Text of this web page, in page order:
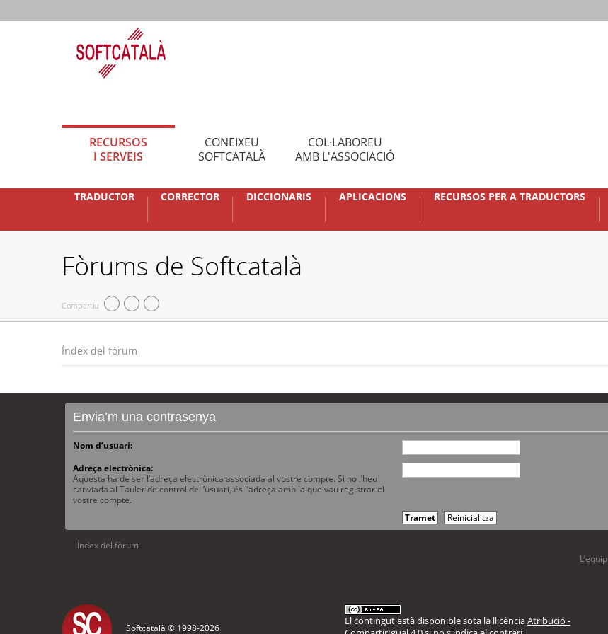
RECURSOS
I SERVEIS
CONEIXEU
SOFTCATALÀ
COL·LABOREU
AMB L'ASSOCIACIÓ
TRADUCTOR CORRECTOR DICCIONARIS APLICACIONS RECURSOS PER A TRADUCTORS
Fòrums de Softcatalà
Compartiu
Índex del fòrum
Envia’m una contrasenya
Nom d’usuari:
Adreça electrònica:
Aquesta ha de ser l’adreça electrònica associada al vostre compte. Si no l’heu
canviada al Tauler de control de l’usuari, és l’adreça amb la que vau registrar el
vostre compte.
Índex del fòrum
L’equip
Softcatalà © 1998-2026
El contingut està disponible sota la llicènciaAtribució -